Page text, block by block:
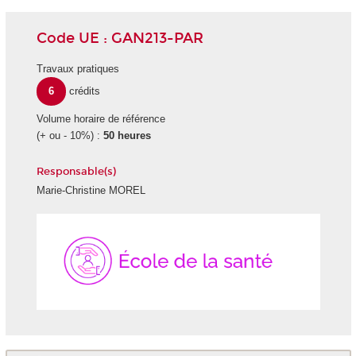
Code UE : GAN213-PAR
Travaux pratiques
6
crédits
Volume horaire de référence
(+ ou - 10%) : 50 heures
Responsable(s)
Marie-Christine MOREL